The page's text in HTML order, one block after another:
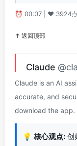
⏰ 00:07 | ❤️ 3924
↑ 返回顶部
Claude
Claude is an AI
accurate, and
download the app.
💡 核心观点: 创